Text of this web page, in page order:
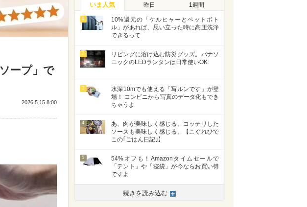
ープ」で
2026.5.15 8:00
いま人気 昨日 1週間
1
10%還元の「ケルヒャーとペットボト
ル」があれば、思い立った時に高圧洗浄
できるって
2
リビングに溶け込む防災グッズ。パナソ
ニックのLEDランタンは日常使いOK
3
水深10mでも使える「写ルンです」が登
場！ コンビニから写真のデータ化もでき
ちゃうよ
4
あ、肉が美味しく感じる。コッテリした
ソースも美味しく感じる。【こぐれひで
この｢ごはん日記｣】
5
54%オフも！Amazonタイムセールで
「テント」や「寝袋」が今ならお買い得
ですよ
続きを読み込む